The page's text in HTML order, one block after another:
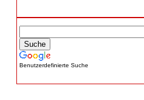
Benutzerdefinierte Suche